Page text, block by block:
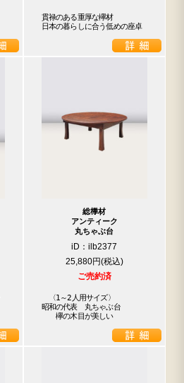
貫禄のある重厚な欅材
日本の暮らしに合う低めの座卓
総﨔材
アンティーク
丸ちゃぶ台
iD：ilb2377
25,880円
ご売約済
〈1～2人用サイズ〉
昭和の代表　丸ちゃぶ台
欅の木目が美しい